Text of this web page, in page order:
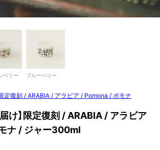
ベリー ブルーベリー
定復刻 / ARABIA / アラビア / Pomona / ポモナ
届け】限定復刻 / ARABIA / アラビア
ナ / ジャー300ml